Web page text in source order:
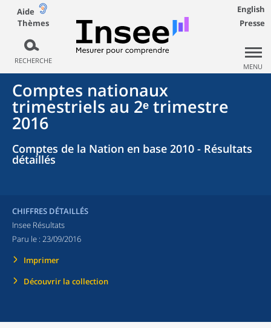
Aide
Thèmes
RECHERCHE
English
Presse
MENU
Comptes nationaux
trimestriels au 2ᵉ trimestre
2016
Comptes de la Nation en base 2010 - Résultats
détaillés
CHIFFRES DÉTAILLÉS
Insee Résultats
Paru le : 23/09/2016
Imprimer
Découvrir la collection